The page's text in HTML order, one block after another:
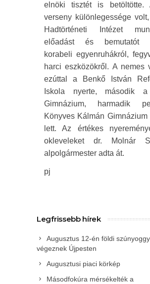
elnöki tisztét is betöltötte.
verseny különlegessége
Hadtörténeti Intézet
előadást és bemutatót
korabeli egyenruhákról,
harci eszközökről. A nemes
ezúttal a Benkő István
Iskola nyerte, második
Gimnázium, harmadik
Könyves Kálmán Gimnázium
lett. Az értékes
okleveleket dr. Molnár
alpolgármester adta át.
pj
Legfrissebb hírek
Augusztus 12-én földi
végeznek Újpesten
Augusztusi piaci körkép
Másodfokúra mérsékelték a